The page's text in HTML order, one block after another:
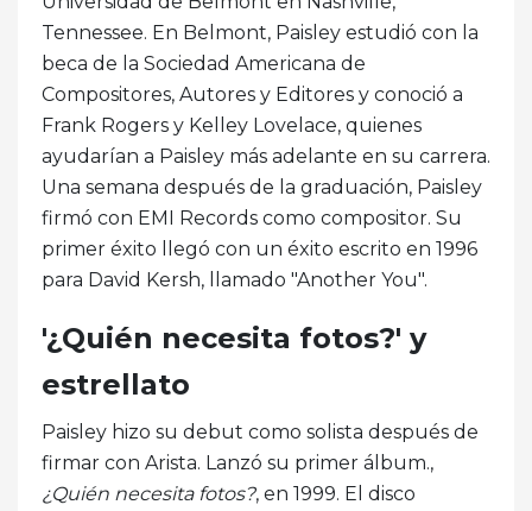
Tennessee. En Belmont, Paisley estudió con la
beca de la Sociedad Americana de
Compositores, Autores y Editores y conoció a
Frank Rogers y Kelley Lovelace, quienes
ayudarían a Paisley más adelante en su carrera.
Una semana después de la graduación, Paisley
firmó con EMI Records como compositor. Su
primer éxito llegó con un éxito escrito en 1996
para David Kersh, llamado "Another You".
'¿Quién necesita fotos?' y
estrellato
Paisley hizo su debut como solista después de
firmar con Arista. Lanzó su primer álbum.,
¿Quién necesita fotos?, en 1999. El disco